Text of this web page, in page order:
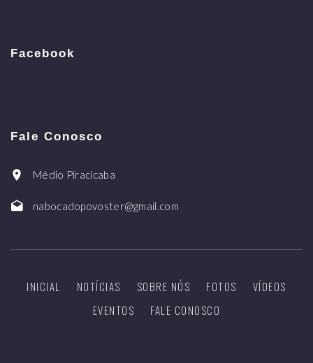
Facebook
Fale Conosco
Médio Piracicaba
nabocadopovoster@gmail.com
INICIAL NOTÍCIAS SOBRE NÓS FOTOS
VÍDEOS
EVENTOS
FALE CONOSCO